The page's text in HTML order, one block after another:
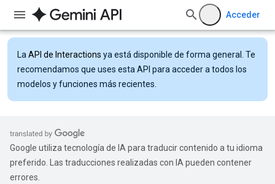
Acceder
La API de Interactions ya está disponible de forma general. Te
recomendamos que uses esta API para acceder a todos los
modelos y funciones más recientes.
Google utiliza tecnología de IA para traducir contenido a tu idioma
preferido. Las traducciones realizadas con IA pueden contener
errores.